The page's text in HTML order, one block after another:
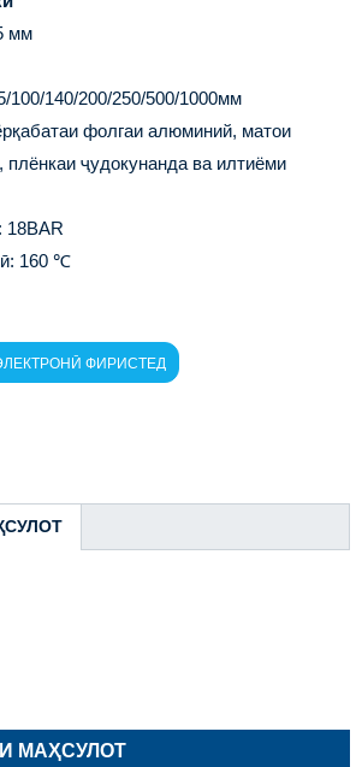
мм
100/140/200/250/500/1000мм
фолгаи алюминий, матои
ҷудокунанда ва илтиёми
160 ℃
ФИРИСТЕД
МАҲСУЛОТ